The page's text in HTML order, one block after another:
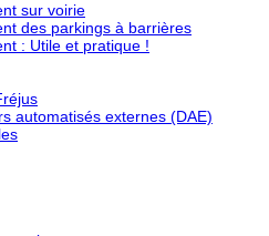
sur voirie
des parkings à barrières
: Utile et pratique !
automatisés externes (DAE)